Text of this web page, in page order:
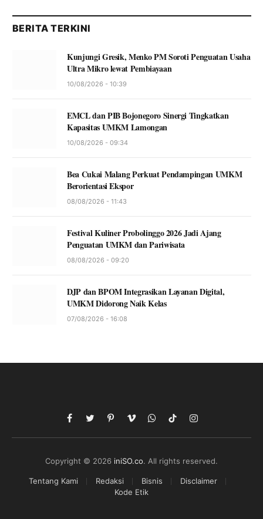
BERITA TERKINI
Kunjungi Gresik, Menko PM Soroti Penguatan Usaha
Ultra Mikro lewat Pembiayaan
10/08/2026 - 10:39
EMCL dan PIB Bojonegoro Sinergi Tingkatkan
Kapasitas UMKM Lamongan
10/08/2026 - 09:34
Bea Cukai Malang Perkuat Pendampingan UMKM
Berorientasi Ekspor
08/08/2026 - 11:43
Festival Kuliner Probolinggo 2026 Jadi Ajang
Penguatan UMKM dan Pariwisata
08/08/2026 - 09:20
DJP dan BPOM Integrasikan Layanan Digital,
UMKM Didorong Naik Kelas
07/08/2026 - 16:08
Facebook
TwitterPinterestVimeoWhatsApp
TikTokInstagram
Copyright © 2026 iniSO.co. All rights reserved.
Tentang Kami Redaksi Bisnis
Disclaimer
Kode Etik